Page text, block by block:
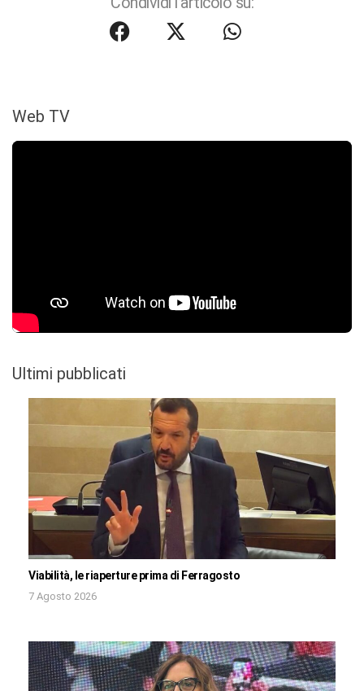
Web TV
Ultimi pubblicati
Viabilità, le riaperture prima di Ferragosto
7 Agosto 2026